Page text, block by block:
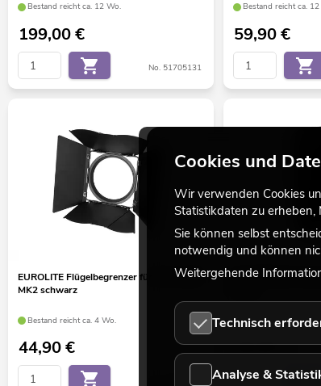
Bestand reicht ca. 12 Wo.
199,00€
No. 51705131
Bestand reicht ca.
59,90€
EUROLITE Flügelbegrenzer für THA-120F
MK2 schwarz
Bestand reicht ca. 4 Wo.
44,90€
No. 41602150
OMNITRONIC
Bestand reicht ca. 4
46,90€
Cookies und
Wir verwenden Cookies
Statistikdaten zu
Sie können selbst
notwendig und können
Weitergehende
Technisch
Analyse &